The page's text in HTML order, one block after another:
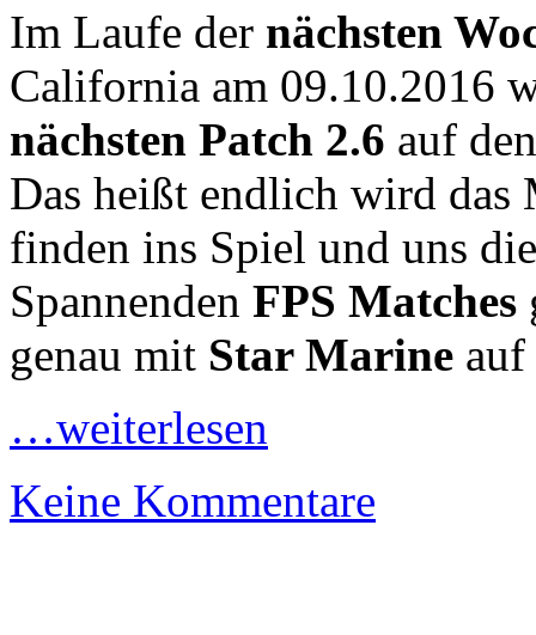
Im Laufe der nächsten
California am 09.10.2016
nächsten Patch 2.6 auf
Das heißt endlich wird
finden ins Spiel und uns
Spannenden FPS Matches
genau mit Star Marine
…weiterlesen
Keine Kommentare